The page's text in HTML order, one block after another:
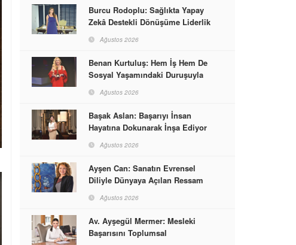
Burcu Rodoplu: Sağlıkta Yapay
Zekâ Destekli Dönüşüme Liderlik
Ağustos 2026
Benan Kurtuluş: Hem İş Hem De
Sosyal Yaşamındaki Duruşuyla
Ağustos 2026
Başak Aslan: Başarıyı İnsan
Hayatına Dokunarak İnşa Ediyor
Ağustos 2026
Ayşen Can: Sanatın Evrensel
Diliyle Dünyaya Açılan Ressam
Ağustos 2026
Av. Ayşegül Mermer: Mesleki
Başarısını Toplumsal